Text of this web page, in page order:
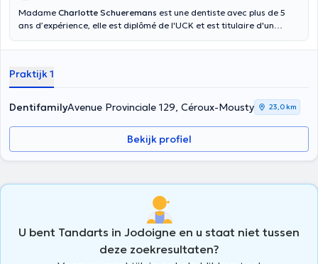
Madame Charlotte Schueremans est une dentiste avec plus de 5
ans d’expérience, elle est diplômé de l'UCK et est titulaire d'un
Médecine Dentaire. Elle vous accueille dans son cabinet à Ottignies
Praktijk 1
DentifamilyAvenue Provinciale 129, Céroux-Mousty 23,0 km
Bekijk profiel
U bent Tandarts in Jodoigne en u staat niet tussen
deze zoekresultaten?